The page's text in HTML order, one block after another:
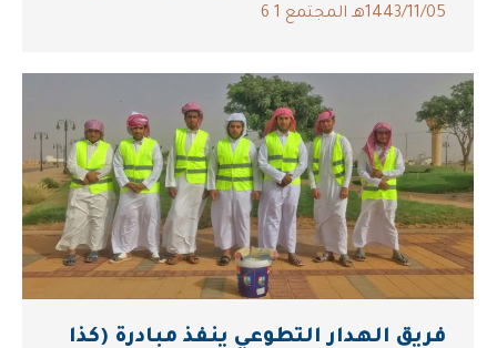
1443/11/05هـ المجتمع 1 6
فريق الهدار التطوعي ينفذ مبادرة (كذا